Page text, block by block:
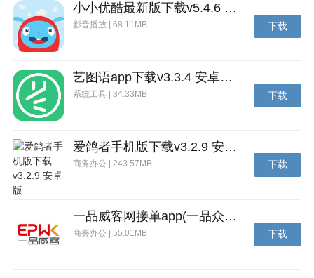
分享功能及系统设置。
小小优酷最新版下载v5.4.6 安卓官方版
影音播放 | 68.11MB 下载
艺图语app下载v3.3.4 安卓免费版
系统工具 | 34.33MB 下载
爱鸽者手机版下载v3.2.9 安卓版
商务办公 | 243.57MB 下载
一品威客网接单app(一品众包)下载v2.7.1 安卓最新版
商务办公 | 55.01MB 下载